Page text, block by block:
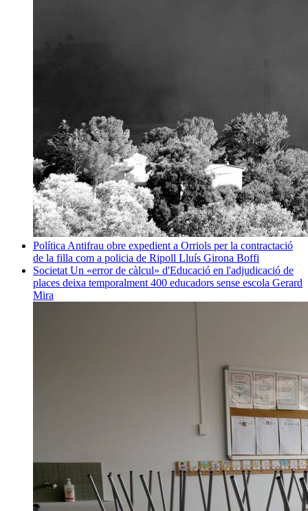
Política Antifrau obre expedient a Orriols per la contractació
de la filla com a policia de Ripoll Lluís Girona Boffi
Societat Un «error de càlcul» d'Educació en l'adjudicació de
places deixa temporalment 400 educadors sense escola Gerard
Mira